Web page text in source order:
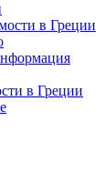
в Греции
в Греции